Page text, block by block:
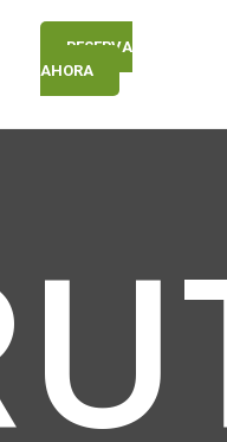
RESERVA
AHORA